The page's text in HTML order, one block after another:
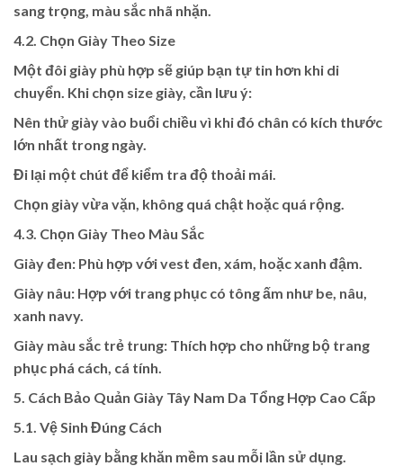
sang trọng, màu sắc nhã nhặn.
4.2. Chọn Giày Theo Size
Một đôi giày phù hợp sẽ giúp bạn tự tin hơn khi di
chuyển. Khi chọn size giày, cần lưu ý:
Nên thử giày vào buổi chiều vì khi đó chân có kích thước
lớn nhất trong ngày.
Đi lại một chút để kiểm tra độ thoải mái.
Chọn giày vừa vặn, không quá chật hoặc quá rộng.
4.3. Chọn Giày Theo Màu Sắc
Giày đen: Phù hợp với vest đen, xám, hoặc xanh đậm.
Giày nâu: Hợp với trang phục có tông ấm như be, nâu,
xanh navy.
Giày màu sắc trẻ trung: Thích hợp cho những bộ trang
phục phá cách, cá tính.
5. Cách Bảo Quản Giày Tây Nam Da Tổng Hợp Cao Cấp
5.1. Vệ Sinh Đúng Cách
Lau sạch giày bằng khăn mềm sau mỗi lần sử dụng.